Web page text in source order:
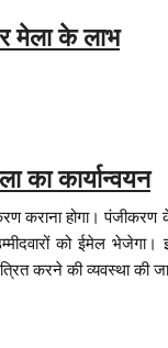
मेला के लाभ
का कार्यान्वयन
कराना होगा।
को ईमेल भेजेगा।
करने की व्यवस्था की